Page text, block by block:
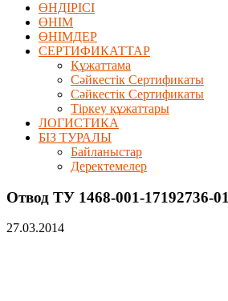
ӨНДІРІСІ
ӨНІМ
ӨHIМДЕР
СЕРТИФИКАТТАР
Құжаттама
Сәйкестік Сертификаты
Сәйкестік Сертификаты
Тіркеу құжаттары
ЛОГИСТИКА
БІЗ ТУРАЛЫ
Байланыстар
Деректемелер
Отвод ТУ 1468-001-17192736-01
27.03.2014